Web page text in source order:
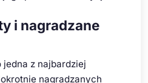
i nagradzane
z najbardziej
nagradzanych